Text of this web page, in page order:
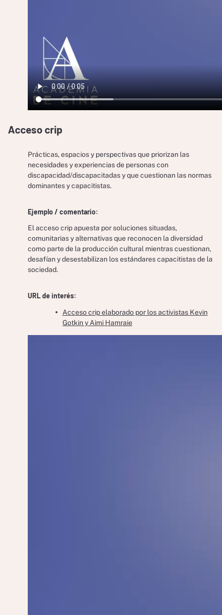
Acceso crip
Prácticas, espacios y perspectivas que priorizan las
necesidades y experiencias de personas con
discapacidad/discapacitadas y que cuestionan las normas
dominantes y capacitistas.
Ejemplo / comentario:
El acceso crip apuesta por soluciones situadas,
comunitarias y alternativas que reconocen la diversidad
como parte de la producción cultural mientras cuestionan,
desafían y desestabilizan los estándares capacitistas de la
sociedad.
URL de interés:
Acceso crip elaborado por los activistas Kevin
Gotkin y Aimi Hamraie